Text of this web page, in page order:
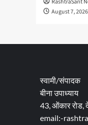
RashtraSant
August 7, 2026
स्वामी/संपादक
बीना उपाध्याय
43, ओंकार रोड,
email:-